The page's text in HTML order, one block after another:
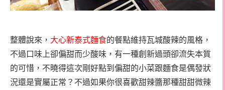
整體說來， 大心新泰式麵食的餐點維持瓦城酸辣的風格，
不過口味上卻偏甜而少酸味，有一種創新過頭卻流失本質
的可惜，不曉得這次剛好點到偏甜的小菜跟麵食是偶發狀
況還是實屬正常？不過如果你很喜歡甜辣醬那種甜甜微辣